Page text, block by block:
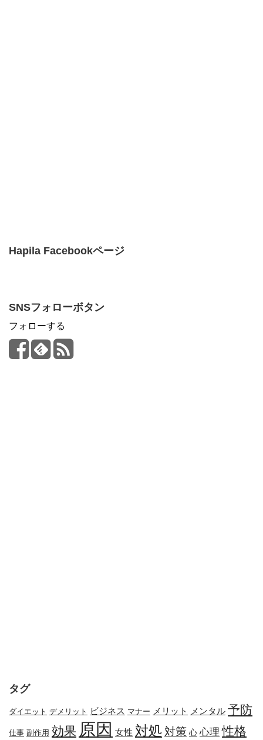
Hapila Facebookページ
SNSフォローボタン
フォローする
タグ
ダイエット デメリット ビジネス マナー メリット メンタル 予防
仕事 副作用 効果 原因 女性 対処 対策 心 心理 性格